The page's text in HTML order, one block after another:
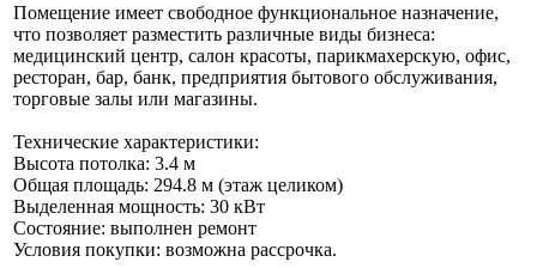
Помещение имеет свободное функциональное назначение,
что позволяет разместить различные виды бизнеса:
медицинский центр, салон красоты, парикмахерскую, офис,
ресторан, бар, банк, предприятия бытового обслуживания,
торговые залы или магазины.
Технические характеристики:
Высота потолка: 3.4 м
Общая площадь: 294.8 м (этаж целиком)
Выделенная мощность: 30 кВт
Состояние: выполнен ремонт
Условия покупки: возможна рассрочка.